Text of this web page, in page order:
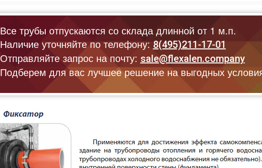
Все трубы отпускаются со склада длинной от 1 м.п.
Наличие уточняйте по телефону:8(495)211-17-01
Отправляйте запрос на почту: sale@flexalen.company
Подберем для вас лучшее решение на выгодных